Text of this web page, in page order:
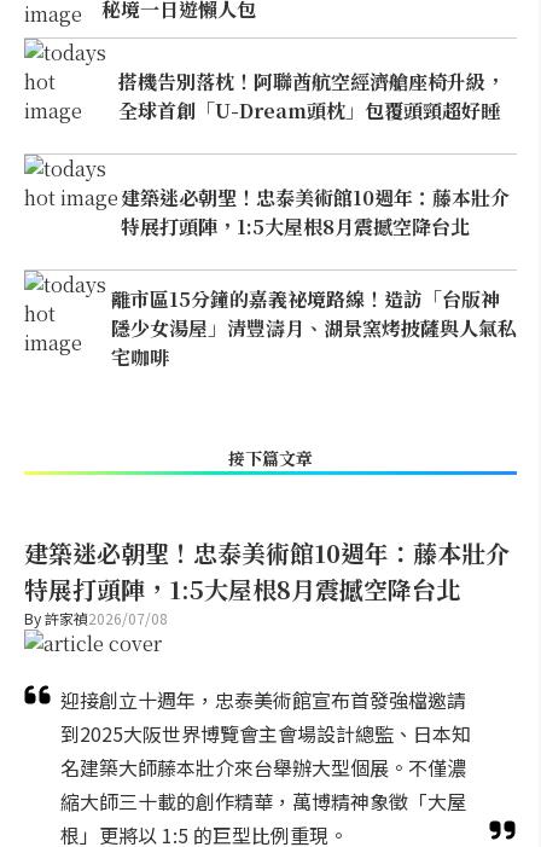
秘境一日遊懶人包
搭機告別落枕！阿聯酋航空經濟艙座椅升級，
全球首創「U-Dream頭枕」包覆頭頸超好睡
建築迷必朝聖！忠泰美術館10週年：藤本壯介
特展打頭陣，1:5大屋根8月震撼空降台北
離市區15分鐘的嘉義祕境路線！造訪「台版神
隱少女湯屋」清豐濤月、湖景窯烤披薩與人氣私
宅咖啡
接下篇文章
建築迷必朝聖！忠泰美術館10週年：藤本壯介
特展打頭陣，1:5大屋根8月震撼空降台北
By許家禎2026/07/08
迎接創立十週年，忠泰美術館宣布首發強檔邀請
到2025大阪世界博覽會主會場設計總監、日本知
名建築大師藤本壯介來台舉辦大型個展。不僅濃
縮大師三十載的創作精華，萬博精神象徵「大屋
根」更將以 1:5 的巨型比例重現。